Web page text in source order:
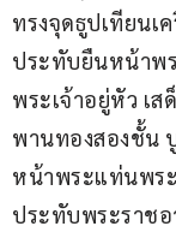
ทรงจุดธูปเทียนเ
ประทับยืนหน้าพ
พระเจ้าอยู่หัว เส
พานทองสองชั้น
หน้าพระแท่นพร
ประทับพระราช